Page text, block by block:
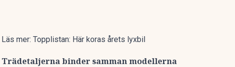
Läs mer: Topplistan: Här koras årets lyxbil
Trädetaljerna binder samman modellerna